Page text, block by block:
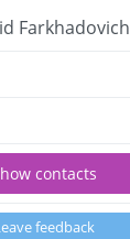
Farkhadovich
contacts
feedback